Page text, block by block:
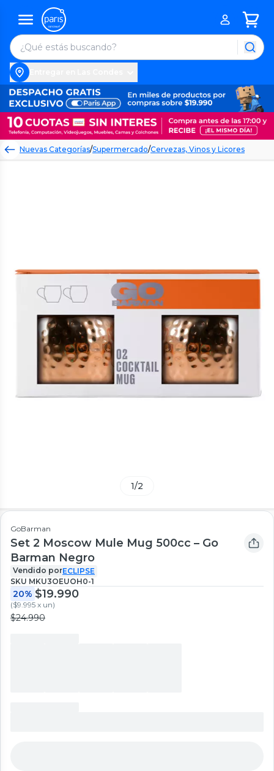
Nuevas Categorías/Supermercado/Cervezas, Vinos y Licores
1/2
GoBarman
Set 2 Moscow Mule Mug 500cc – Go
Barman Negro
Vendido porECLIPSE
SKU MKU3OEUOH0-1
20% $19.990
($9.995 x un)
$24.990